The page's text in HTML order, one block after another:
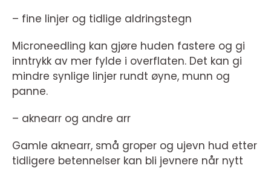
– fine linjer og tidlige aldringstegn
Microneedling kan gjøre huden fastere og gi
inntrykk av mer fylde i overflaten. Det kan gi
mindre synlige linjer rundt øyne, munn og
panne.
– aknearr og andre arr
Gamle aknearr, små groper og ujevn hud etter
tidligere betennelser kan bli jevnere når nytt